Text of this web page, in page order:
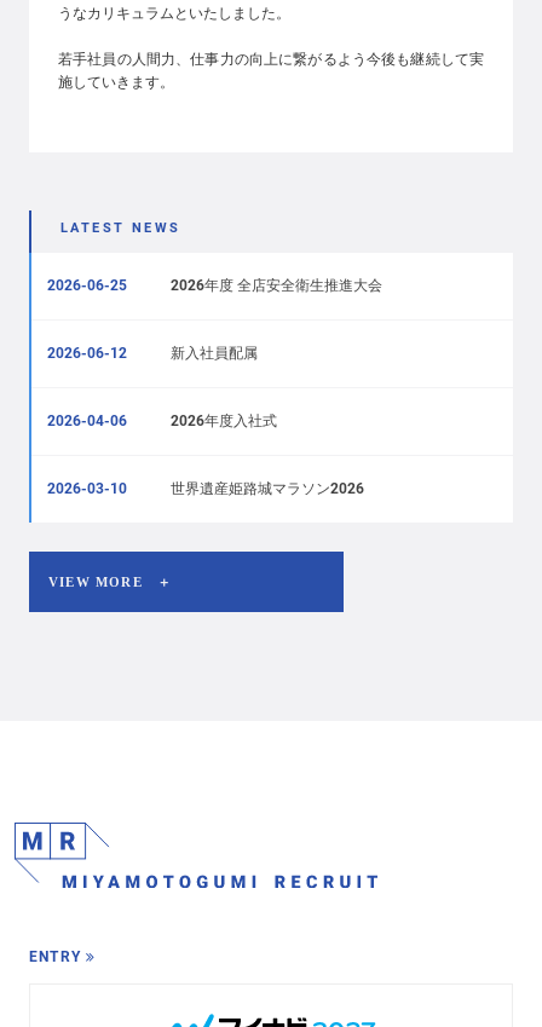
うなカリキュラムといたしました。
若手社員の人間力、仕事力の向上に繋がるよう今後も継続して実
施していきます。
LATEST NEWS
2026-06-25 2026年度 全店安全衛生推進大会
2026-06-12 新入社員配属
2026-04-06 2026年度入社式
2026-03-10 世界遺産姫路城マラソン2026
VIEW MORE ＋
ENTRY